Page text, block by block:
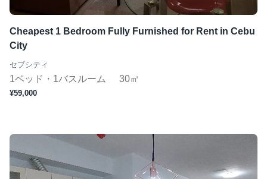
Cheapest 1 Bedroom Fully Furnished for Rent in Cebu
City
セブシティ
1ベッド・1バスルーム 30㎡
¥59,000